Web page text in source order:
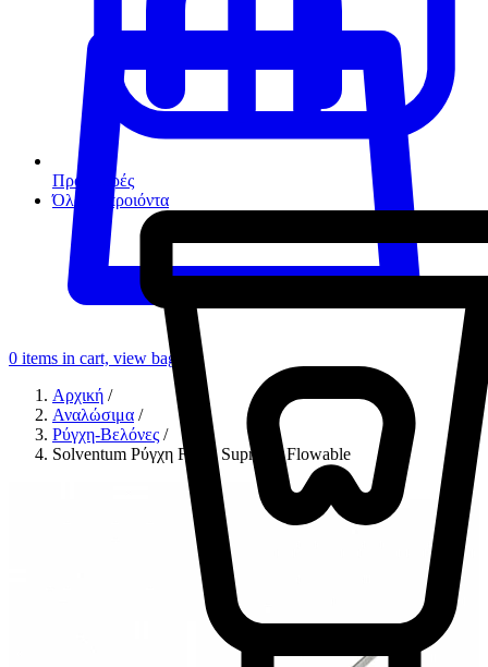
Προσφορές
Όλα τα προιόντα
0 items in cart, view bag
Αρχική /
Αναλώσιμα /
Ρύγχη-Βελόνες /
Solventum Ρύγχη Filtek Supreme Flowable